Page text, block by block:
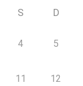
S D
4 5
11 12